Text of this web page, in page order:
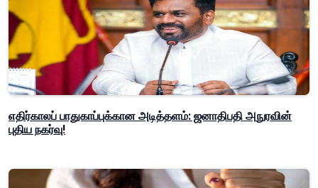
எதிர்காலப் பாதுகாப்புக்கான அடித்தளம்: ஜனாதிபதி அநுரவின்
புதிய நகர்வு!